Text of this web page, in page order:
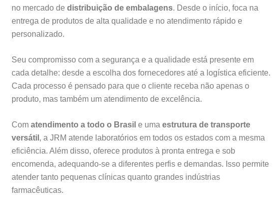
no mercado de distribuição de embalagens. Desde o início, foca na
entrega de produtos de alta qualidade e no atendimento rápido e
personalizado.
Seu compromisso com a segurança e a qualidade está presente em
cada detalhe: desde a escolha dos fornecedores até a logística eficiente.
Cada processo é pensado para que o cliente receba não apenas o
produto, mas também um atendimento de excelência.
Comatendimento a todo o Brasil e uma estrutura de transporte
versátil , a JRM atende laboratórios em todos os estados com a mesma
eficiência. Além disso, oferece produtos à pronta entrega e sob
encomenda, adequando-se a diferentes perfis e demandas. Isso permite
atender tanto pequenas clínicas quanto grandes indústrias
farmacêuticas.